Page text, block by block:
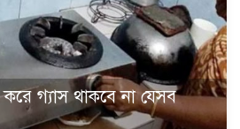
গ্যাস থাকবে না যেসব